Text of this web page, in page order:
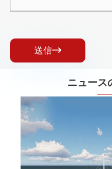
送信
ニュース
2008年の北
はすべての
プライヤー
もっと見る >>